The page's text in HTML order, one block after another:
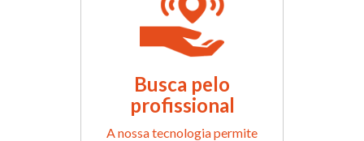
Busca pelo
profissional
A nossa tecnologia permite